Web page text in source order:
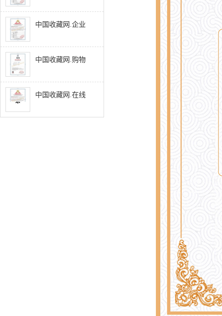
中国收藏网.企业
中国收藏网.购物
中国收藏网.在线